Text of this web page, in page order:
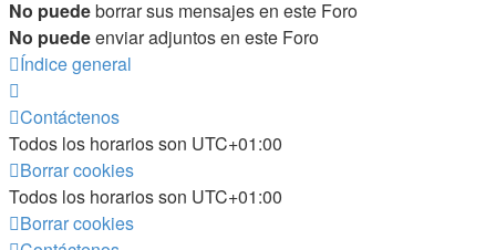
No puedeborrar sus mensajes en este Foro
No puedeenviar adjuntos en este Foro
Índice general
Contáctenos
Todos los horarios son UTC+01:00
Borrar cookies
Todos los horarios son UTC+01:00
Borrar cookies